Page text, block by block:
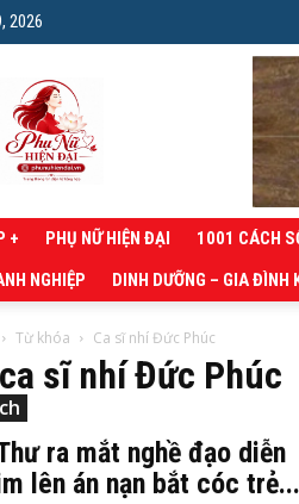
2026
Phụ
nữ
hiện
đại
+ PHỤ NỮ HIỆN ĐẠI 1001 CÁCH
NGHIỆP
DINH DƯỠNG – GIA ĐÌNH
Từ khóa Ca sĩ nhí Đức Phúc
sĩ nhí Đức Phúc
ra mắt nghề đạo diễn
lên án nạn bắt cóc trẻ...